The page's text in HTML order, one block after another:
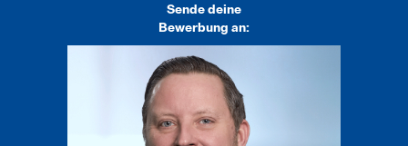
Hervorgehoben
Maschinenbediener /
Sende deine
Bewerbung an: